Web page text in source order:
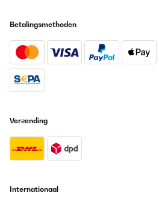
Betalingsmethoden
Verzending
Internationaal